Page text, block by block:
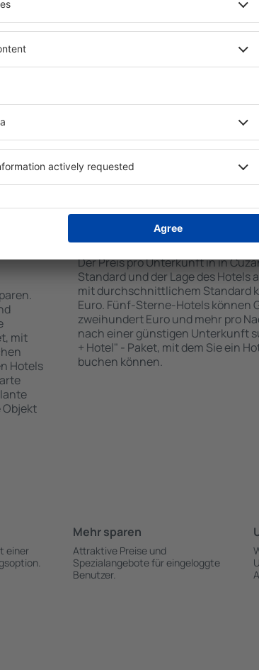
das
und
aus.
Sterne,
Welche
in Cuzance finden?
Hotels in in Cuzance sind
Standards sowie
sind . Zu den beliebtesten
SPA-Zone, Bar / Safe im Zimmer,
Kinderspielecke, kostenlose
Informationsbroschüren über
Umgebung. Einige der
Transport vom/zum Flughafen an
den Spuren der größten
unternehmen.
mit
Hotels
Objekt
Wie viel kostet ein Hotel
Der Preis pro Unterkunft in in
Standard und der Lage des Hotels
mit durchschnittlichem Standard
Euro. Fünf-Sterne-Hotels können
zweihundert Euro und mehr pro
nach einer günstigen Unterkunft
+ Hotel" - Paket, mit dem Sie ein
buchen können.
einer
Mehr sparen
Attraktive Preise und
Spezialangebote für eingeloggte
Benutzer.